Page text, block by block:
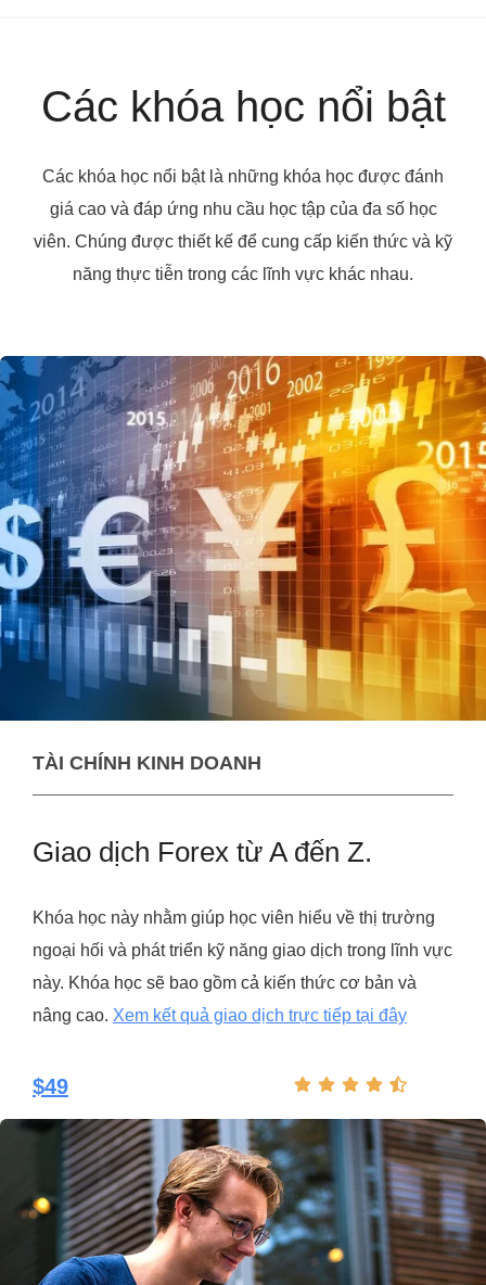
Các khóa học nổi bật
Các khóa học nổi bật là những khóa học được đánh
giá cao và đáp ứng nhu cầu học tập của đa số học
viên. Chúng được thiết kế để cung cấp kiến thức và kỹ
năng thực tiễn trong các lĩnh vực khác nhau.
TÀI CHÍNH KINH DOANH
Giao dịch Forex từ A đến Z.
Khóa học này nhằm giúp học viên hiểu về thị trường
ngoại hối và phát triển kỹ năng giao dịch trong lĩnh vực
này. Khóa học sẽ bao gồm cả kiến thức cơ bản và
nâng cao. Xem kết quả giao dịch trực tiếp tại đây
$49